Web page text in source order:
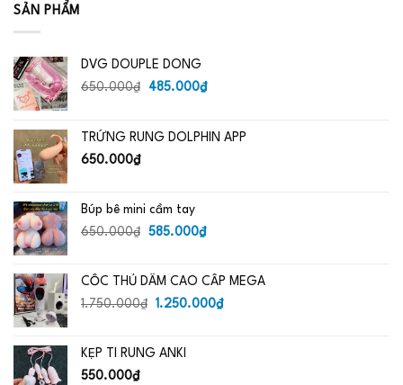
SẢN PHẨM
DVG DOUPLE DONG
650.000₫
Giá
650.000₫.
485.000₫Giá
là:
TRỨNG RUNG DOLPHIN APP
650.000₫
Búp bê mini cầm tay
650.000₫
Giá
650.000₫.
585.000₫Giá
là:
585.000₫.
CỐC THỦ DÂM CAO CẤP MEGA
1.750.000₫
Giá
1.750.000₫.
1.250.000₫Giá
KẸP TI RUNG ANKI
550.000₫